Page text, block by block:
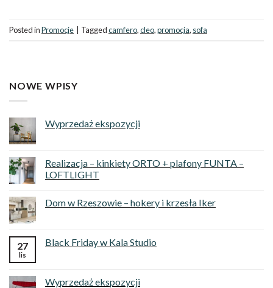
Posted inPromocje Taggedcamfero,cleo,promocja, sofa
NOWE WPISY
Wyprzedaż ekspozycji
Realizacja – kinkiety ORTO + plafony FUNTA –
LOFTLIGHT
Dom w Rzeszowie – hokery i krzesła Iker
27
lis
Black Friday w Kala Studio
Wyprzedaż ekspozycji